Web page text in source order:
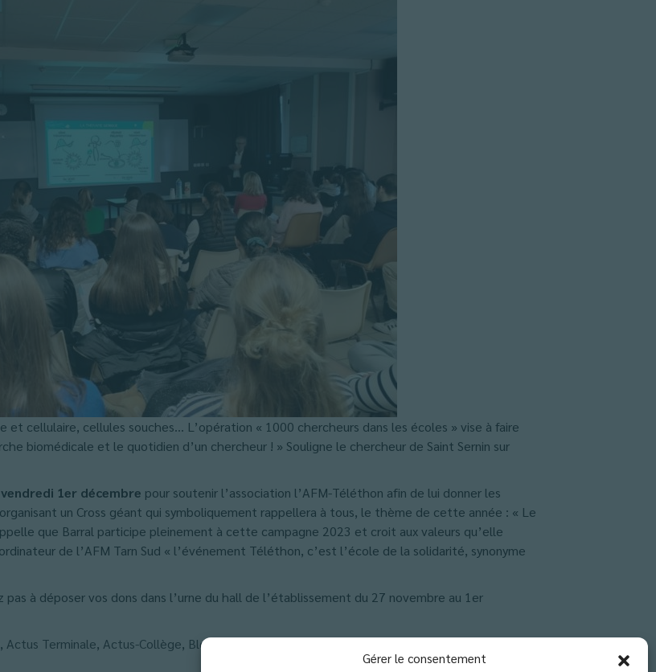
Gérer le consentement
et cellulaire, cellules souches… L’opération « 1000 chercheurs dans les écoles » vise à faire
biomédicale et le quotidien d’un chercheur ! » Souligne le chercheur de Saint Sernin sur
1er décembre pour soutenir l’association l’AFM-Téléthon afin de lui donner les
un Cross géant qui symboliquement rappellera à tous, le thème de cette année : « Le
que Barral participe pleinement à cette campagne 2023 et croit aux valeurs qu’elle
de l’AFM Tarn Sud « l’événement Téléthon, c’est l’école de la solidarité, synonyme
à déposer vos dons dans l’urne du hall de l’établissement du 27 novembre au 1er
, Actus Terminale, Actus-Collège, Blog